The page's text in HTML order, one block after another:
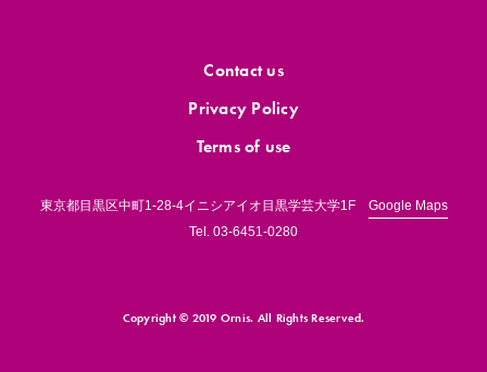
Contact us
Privacy Policy
Terms of use
東京都目黒区中町1-28-4イニシアイオ目黒学芸大学1F Google Maps
Tel. 03-6451-0280
Copyright © 2019 Ornis. All Rights Reserved.